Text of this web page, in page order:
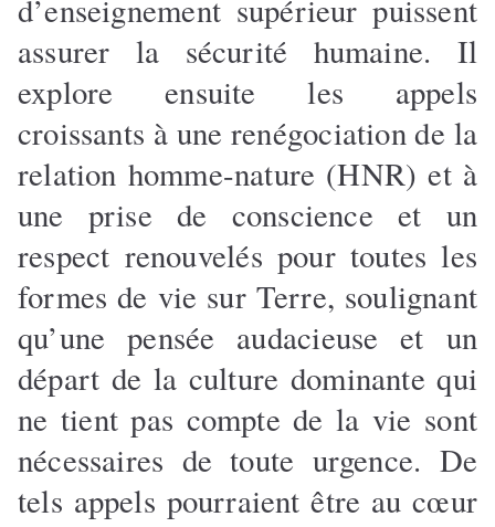
d’enseignement supérieur puissent
assurer la sécurité humaine. Il
explore ensuite les appels
croissants à une renégociation de la
relation homme-nature (HNR) et à
une prise de conscience et un
respect renouvelés pour toutes les
formes de vie sur Terre, soulignant
qu’une pensée audacieuse et un
départ de la culture dominante qui
ne tient pas compte de la vie sont
nécessaires de toute urgence. De
tels appels pourraient être au cœur